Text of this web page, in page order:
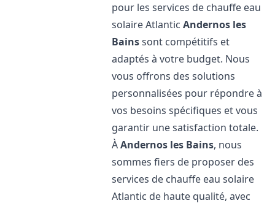
pour les services de chauffe eau
solaire AtlanticAndernos les
Bainssont compétitifs et
adaptés à votre budget. Nous
vous offrons des solutions
personnalisées pour répondre à
vos besoins spécifiques et vous
garantir une satisfaction totale.
ÀAndernos les Bains, nous
sommes fiers de proposer des
services de chauffe eau solaire
Atlantic de haute qualité, avec